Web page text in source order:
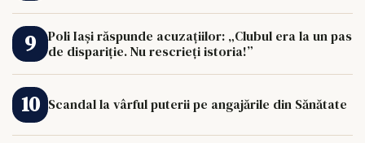
Poli Iași răspunde acuzațiilor: „Clubul era la un pas
de dispariție. Nu rescrieți istoria!”
Scandal la vârful puterii pe angajările din Sănătate